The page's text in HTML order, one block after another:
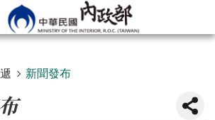
新聞發布